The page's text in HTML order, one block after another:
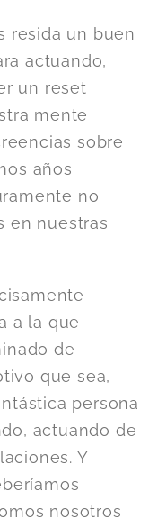
resida un buen
actuando,
un reset
mente
sobre
años
no
en nuestras
a la que
de
que sea,
persona
actuando de
Y
nosotros